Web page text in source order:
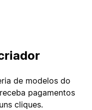
de modelos do
pagamentos
cliques.